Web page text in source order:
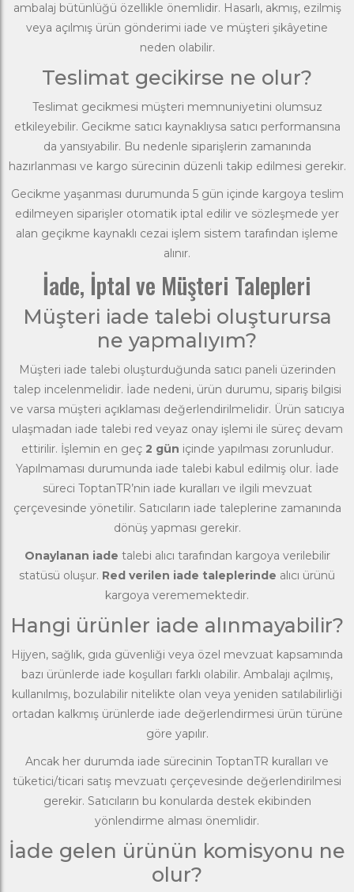
ambalaj bütünlüğü özellikle önemlidir. Hasarlı, akmış, ezilmiş
veya açılmış ürün gönderimi iade ve müşteri şikâyetine
neden olabilir.
Teslimat gecikirse ne olur?
Teslimat gecikmesi müşteri memnuniyetini olumsuz
etkileyebilir. Gecikme satıcı kaynaklıysa satıcı performansına
da yansıyabilir. Bu nedenle siparişlerin zamanında
hazırlanması ve kargo sürecinin düzenli takip edilmesi gerekir.
Gecikme yaşanması durumunda 5 gün içinde kargoya teslim
edilmeyen siparişler otomatik iptal edilir ve sözleşmede yer
alan geçikme kaynaklı cezai işlem sistem tarafından işleme
alınır.
İade, İptal ve Müşteri Talepleri
Müşteri iade talebi oluşturursa
ne yapmalıyım?
Müşteri iade talebi oluşturduğunda satıcı paneli üzerinden
talep incelenmelidir. İade nedeni, ürün durumu, sipariş bilgisi
ve varsa müşteri açıklaması değerlendirilmelidir. Ürün satıcıya
ulaşmadan iade talebi red veyaz onay işlemi ile süreç devam
ettirilir. İşlemin en geç 2 gün içinde yapılması zorunludur.
Yapılmaması durumunda iade talebi kabul edilmiş olur. İade
süreci ToptanTR’nin iade kuralları ve ilgili mevzuat
çerçevesinde yönetilir. Satıcıların iade taleplerine zamanında
dönüş yapması gerekir.
Onaylanan iade talebi alıcı tarafından kargoya verilebilir
statüsü oluşur. Red verilen iade taleplerinde alıcı ürünü
kargoya verememektedir.
Hangi ürünler iade alınmayabilir?
Hijyen, sağlık, gıda güvenliği veya özel mevzuat kapsamında
bazı ürünlerde iade koşulları farklı olabilir. Ambalajı açılmış,
kullanılmış, bozulabilir nitelikte olan veya yeniden satılabilirliği
ortadan kalkmış ürünlerde iade değerlendirmesi ürün türüne
göre yapılır.
Ancak her durumda iade sürecinin ToptanTR kuralları ve
tüketici/ticari satış mevzuatı çerçevesinde değerlendirilmesi
gerekir. Satıcıların bu konularda destek ekibinden
yönlendirme alması önemlidir.
İade gelen ürünün komisyonu ne
olur?